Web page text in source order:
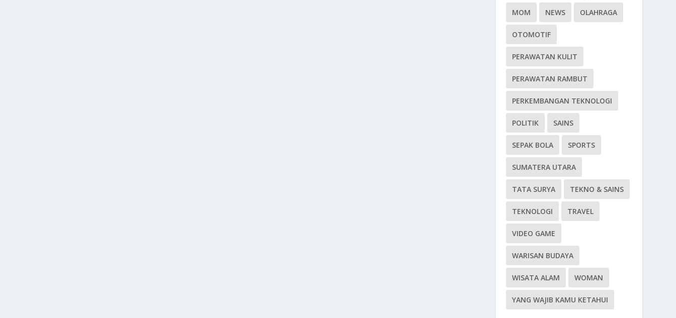
MOM NEWS OLAHRAGA
OTOMOTIF
PERAWATAN KULIT
PERAWATAN RAMBUT
PERKEMBANGAN TEKNOLOGI
POLITIK SAINS
SEPAK BOLA SPORTS
SUMATERA UTARA
TATA SURYA TEKNO & SAINS
TEKNOLOGI TRAVEL
VIDEO GAME
WARISAN BUDAYA
WISATA ALAM WOMAN
YANG WAJIB KAMU KETAHUI